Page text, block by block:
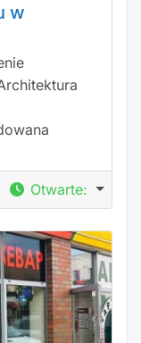
w
Otwarte: